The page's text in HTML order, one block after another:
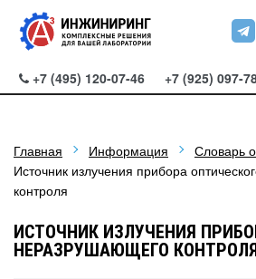
+7 (495) 120-07-46 +7 (925) 097-
Главная Информация
Словарь
Источник излучения прибора
контроля
ИСТОЧНИК ИЗЛУЧЕНИЯ
НЕРАЗРУШАЮЩЕГО